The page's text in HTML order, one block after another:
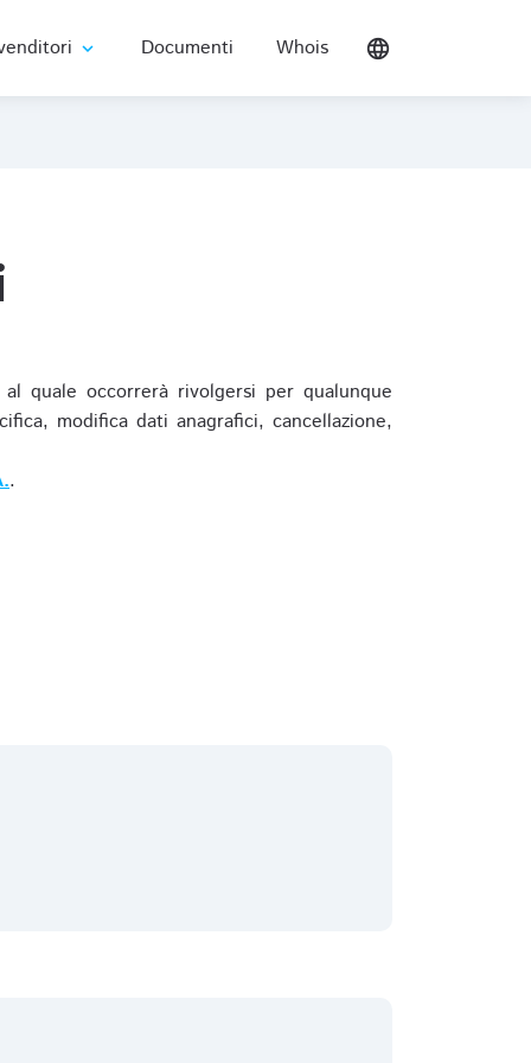
expand_more Documenti Whois language
quale occorrerà rivolgersi per qualunque
modifica dati anagrafici, cancellazione,
.